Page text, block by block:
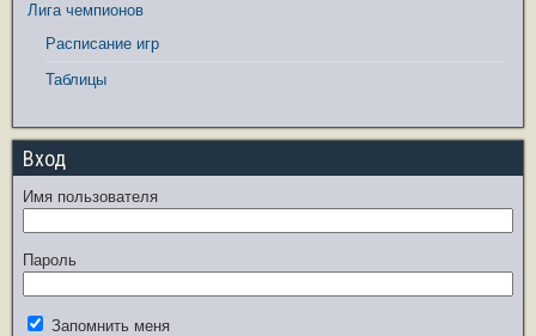
Лига чемпионов
Расписание игр
Таблицы
Вход
Имя пользователя
Пароль
Запомнить меня